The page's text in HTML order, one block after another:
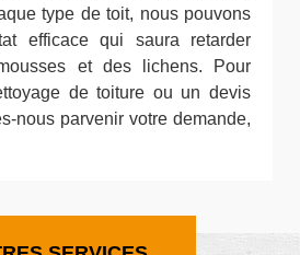
type de toit, nous pouvons
efficace qui saura retarder
et des lichens. Pour
de toiture ou un devis
nous parvenir votre demande,